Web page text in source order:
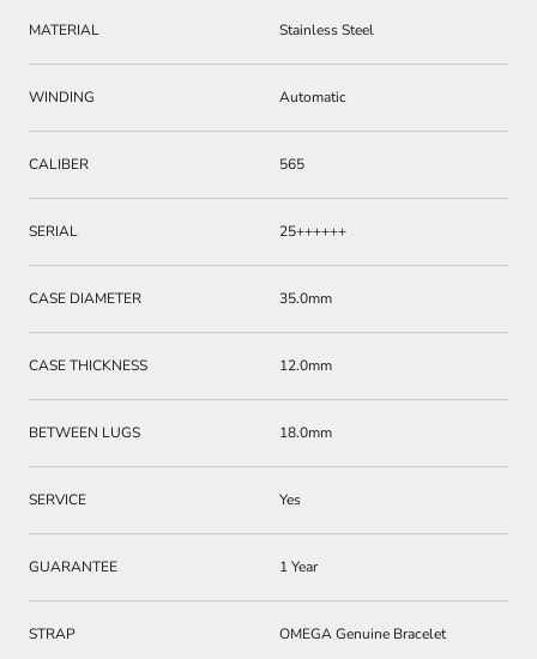
MATERIAL Stainless Steel
WINDING Automatic
CALIBER 565
SERIAL 25++++++
CASE DIAMETER 35.0mm
CASE THICKNESS 12.0mm
BETWEEN LUGS 18.0mm
SERVICE Yes
GUARANTEE 1 Year
STRAP OMEGA Genuine Bracelet